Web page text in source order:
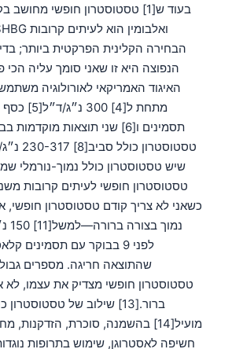
הבחירה הקלינית הפרקטית ביותר;
האיגוד האמריקאי לאורולוגיה
מתחת ל[4]
שיש טסטוסטרון כולל נמוך-נורמלי
כשאני לא צריך קודם טסטוסטרון חופשי,
לפני 9 בבוקר עם תסמינים
שהתוצאה חריגה. מספרים
טסטוסטרון חופשי מצדיק את עצמו, לא
ברור.[13] שילוב של
מועיל[14] בהשמנה, סוכרת,